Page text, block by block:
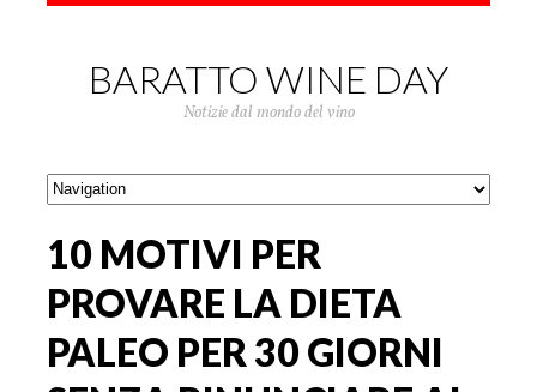
BARATTO WINE DAY
Notizie dal mondo del vino
10 MOTIVI PER
PROVARE LA DIETA
PALEO PER 30 GIORNI